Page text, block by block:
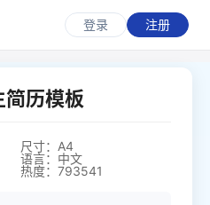
登录 注册
历模板
尺寸：A4
语言：中文
热度：793541